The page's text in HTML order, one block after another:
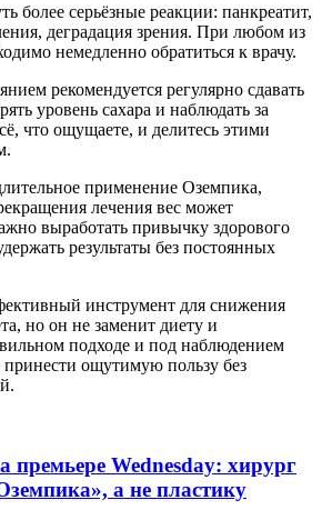
более серьёзные реакции: панкреатит,
деградация зрения. При любом из
немедленно обратиться к врачу.
рекомендуется регулярно сдавать
уровень сахара и наблюдать за
что ощущаете, и делитесь этими
применение Оземпика,
лечения вес может
выработать привычку здорового
результаты без постоянных
инструмент для снижения
но он не заменит диету и
подходе и под наблюдением
принести ощутимую пользу без
премьере Wednesday: хирург
а не пластику